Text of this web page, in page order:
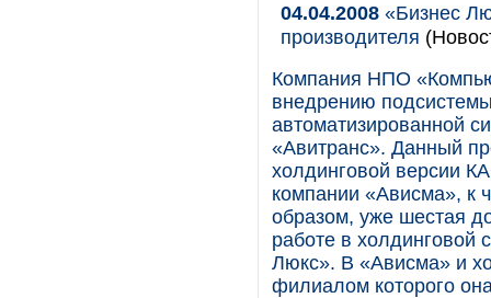
04.04.2008 «Бизнес
производителя
Компания НПО
внедрению
автоматизированной
«Авитранс». Данный
холдинговой версии
компании «Ависма», к
образом, уже шестая
работе в холдинговой
Люкс». В «Ависма» и
филиалом которого